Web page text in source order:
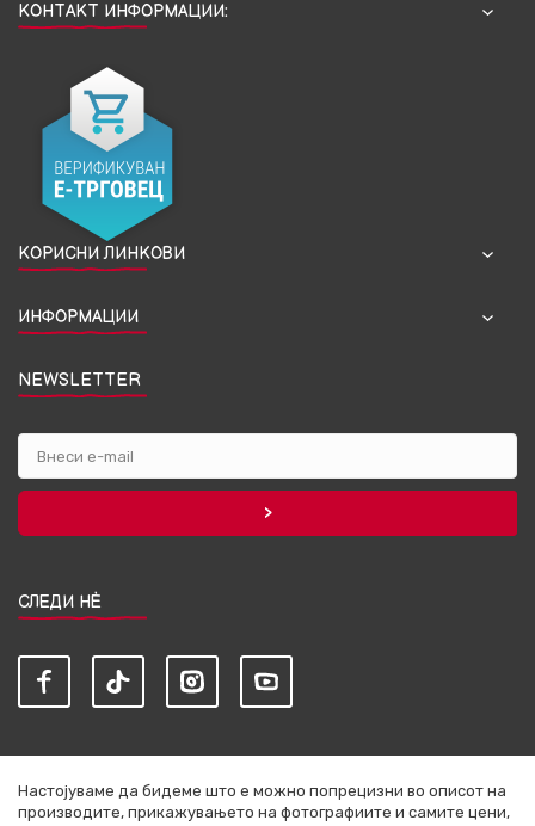
КОНТАКТ ИНФОРМАЦИИ:
КОРИСНИ ЛИНКОВИ
ИНФОРМАЦИИ
NEWSLETTER
СЛЕДИ НЀ
Настојуваме да бидеме што е можно попрецизни во описот на
производите, прикажувањето на фотографиите и самите цени,